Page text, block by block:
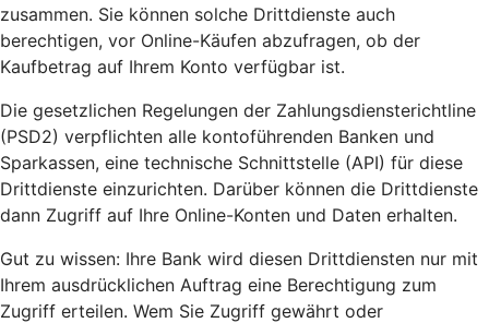
zusammen. Sie können solche Drittdienste auch
berechtigen, vor Online-Käufen abzufragen, ob der
Kaufbetrag auf Ihrem Konto verfügbar ist.
Die gesetzlichen Regelungen der Zahlungsdiensterichtline
(PSD2) verpflichten alle kontoführenden Banken und
Sparkassen, eine technische Schnittstelle (API) für diese
Drittdienste einzurichten. Darüber können die Drittdienste
dann Zugriff auf Ihre Online-Konten und Daten erhalten.
Gut zu wissen: Ihre Bank wird diesen Drittdiensten nur mit
Ihrem ausdrücklichen Auftrag eine Berechtigung zum
Zugriff erteilen. Wem Sie Zugriff gewährt oder